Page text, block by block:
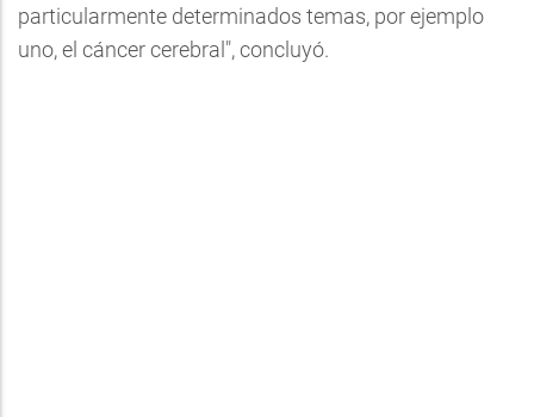
particularmente determinados temas, por ejemplo
uno, el cáncer cerebral", concluyó.